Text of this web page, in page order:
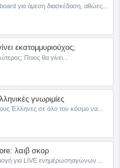
για άμεση διασκέδαση, αθώες...
εκατομμυριούχος;
Ποιος θα γίνει...
γνωριμίες
Έλληνες σε όλο τον κόσμο να...
λαιβ σκορ
για LIVE ενημέρωσηαγώνων...